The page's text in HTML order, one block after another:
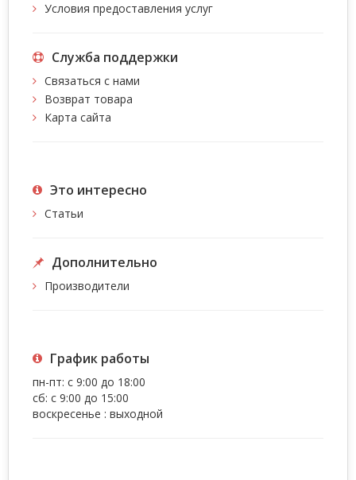
Условия предоставления услуг
Служба поддержки
Связаться с нами
Возврат товара
Карта сайта
Это интересно
Статьи
Дополнительно
Производители
График работы
пн-пт: с 9:00 до 18:00
сб: с 9:00 до 15:00
воскресенье : выходной